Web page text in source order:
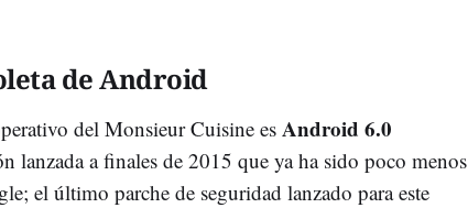
de Android
del Monsieur Cuisine esAndroid 6.0
lanzada a finales de 2015 que ya ha sido poco menos
el último parche de seguridad lanzado para este